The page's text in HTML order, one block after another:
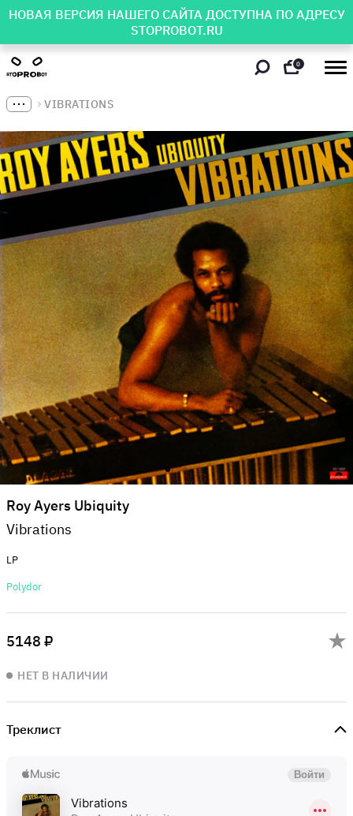
НОВАЯ ВЕРСИЯ НАШЕГО САЙТА ДОСТУПНА ПО АДРЕСУ
STOPROBOT.RU
0
VIBRATIONS
Roy Ayers Ubiquity
Vibrations
LP
Polydor
5148 ₽
НЕТ В НАЛИЧИИ
Треклист